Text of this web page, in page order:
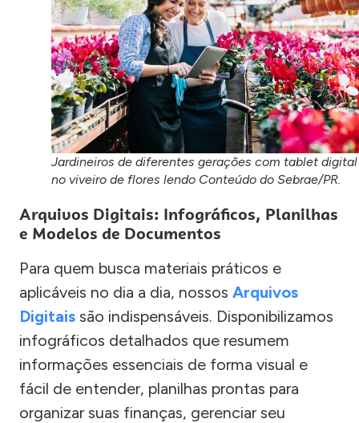
Jardineiros de diferentes gerações com tablet digital
no viveiro de flores lendo Conteúdo do Sebrae/PR.
Arquivos Digitais: Infográficos, Planilhas
e Modelos de Documentos
Para quem busca materiais práticos e
aplicáveis no dia a dia, nossos Arquivos
Digitais são indispensáveis. Disponibilizamos
infográficos detalhados que resumem
informações essenciais de forma visual e
fácil de entender, planilhas prontas para
organizar suas finanças, gerenciar seu